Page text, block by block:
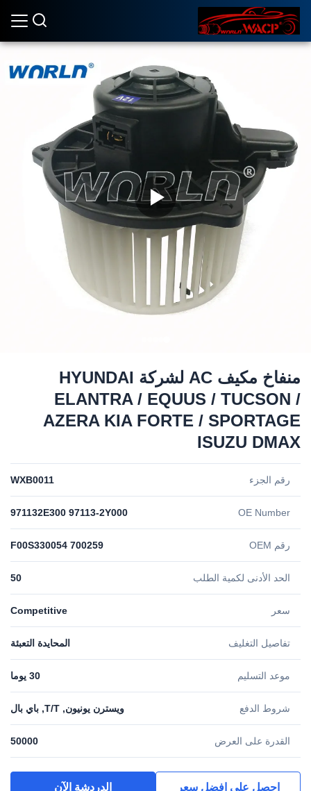
منفاخ مكيف AC لشركة HYUNDAI
ELANTRA / EQUUS / TUCSON /
AZERA KIA FORTE / SPORTAGE
ISUZU DMAX
رقم الجزء WXB0011
OE Number
971132E300 97113-2Y000
رقم OEM F00S330054 700259
الحد الأدنى لكمية الطلب 50
سعر Competitive
تفاصيل التغليف المحايدة التعبئة
موعد التسليم 30 يوما
شروط الدفع ويسترن يونيون, T/T, باي بال
القدرة على العرض 50000
احصل على افضل سعر الدردشة الآن